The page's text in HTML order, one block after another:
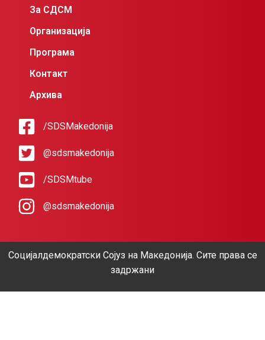
За СДСМ
Организација
Програма
Контакт
Архива
/SDSMakedonija
@sdsmakedonija
/SDSMtube
@sdsmakedonija
Социјалдемократски Сојуз на Македонија. Сите права се
задржани